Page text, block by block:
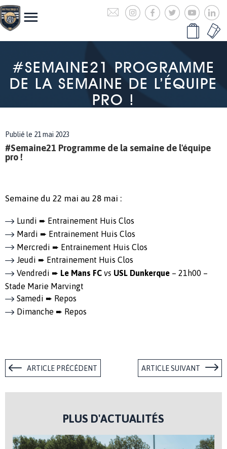
#SEMAINE21 PROGRAMME
DE LA SEMAINE DE L’ÉQUIPE
PRO !
Publié le 21 mai 2023
#Semaine21 Programme de la semaine de l'équipe
pro !
Semaine du 22 mai au 28 mai :
Lundi ➨ Entrainement Huis Clos
Mardi ➨ Entrainement Huis Clos
Mercredi ➨ Entrainement Huis Clos
Jeudi ➨ Entrainement Huis Clos
Vendredi ➨ Le Mans FC vs USL Dunkerque – 21h00 –
Stade Marie Marvingt
Samedi ➨ Repos
Dimanche ➨ Repos
ARTICLE PRÉCÉDENT ARTICLE SUIVANT
PLUS D'ACTUALITÉS